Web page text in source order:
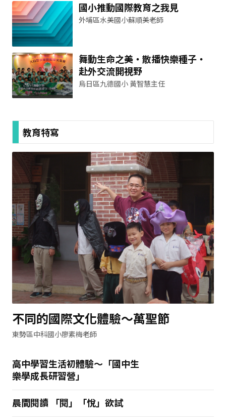
國小推動國際教育之我見
外埔區水美國小蘇順美老師
舞動生命之美‧散播快樂種子‧
赴外交流開視野
烏日區九德國小 黃智慧主任
教育特寫
不同的國際文化體驗～萬聖節
東勢區中科國小廖素梅老師
高中學習生活初體驗～「國中生
樂學成長研習營」
晨間閱讀 「閱」「悅」欲試